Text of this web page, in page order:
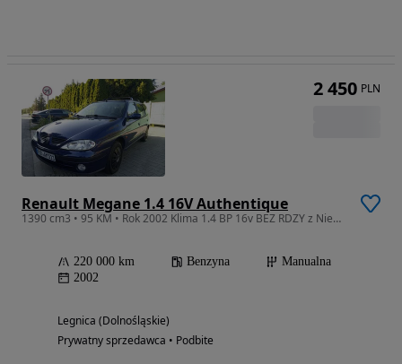
Renault Megane 1.4 16V Authentique
1390 cm3 • 95 KM • Rok 2002 Klima 1.4 BP 16v BEZ RDZY z Niemiec Super Stan
220 000 km Benzyna
Manualna
2002
Legnica (Dolnośląskie)
Prywatny sprzedawca • Podbite
2 450 PLN